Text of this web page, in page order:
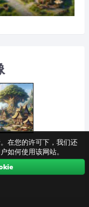
在您的许可下，我们还
如何使用该网站。